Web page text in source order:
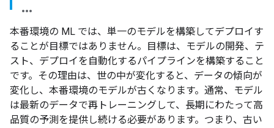
本番環境の ML では、単一のモデルを構築してデプロイす
ることが目標ではありません。目標は、モデルの開発、テ
スト、デプロイを自動化するパイプラインを構築すること
です。その理由は、世の中が変化すると、データの傾向が
変化し、本番環境のモデルが古くなります。通常、モデル
は最新のデータで再トレーニングして、長期にわたって高
品質の予測を提供し続ける必要があります。つまり、古い